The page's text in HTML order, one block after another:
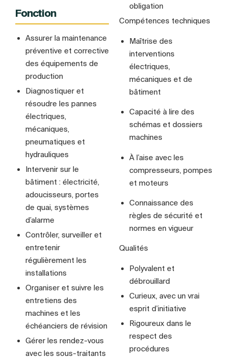
Fonction
Assurer la maintenance
préventive et corrective
des équipements de
production
Diagnostiquer et
résoudre les pannes
électriques,
mécaniques,
pneumatiques et
hydrauliques
Intervenir sur le
bâtiment : électricité,
adoucisseurs, portes
de quai, systèmes
d’alarme
Contrôler, surveiller et
entretenir
régulièrement les
installations
Organiser et suivre les
entretiens des
machines et les
échéanciers de révision
Gérer les rendez-vous
avec les sous-traitants
obligation
Compétences techniques
Maîtrise des
interventions
électriques,
mécaniques et de
bâtiment
Capacité à lire des
schémas et dossiers
machines
À l’aise avec les
compresseurs, pompes
et moteurs
Connaissance des
règles de sécurité et
normes en vigueur
Qualités
Polyvalent et
débrouillard
Curieux, avec un vrai
esprit d’initiative
Rigoureux dans le
respect des
procédures